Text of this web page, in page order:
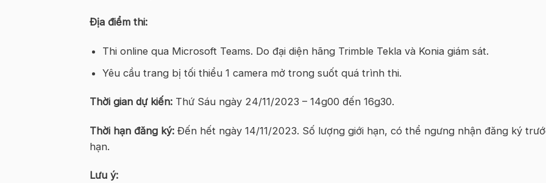
Địa điểm thi:
Thi online qua Microsoft Teams. Do đại diện hãng Trimble Tekla và Konia giám sát.
Yêu cầu trang bị tối thiểu 1 camera mở trong suốt quá trình thi.
Thời gian dự kiến: Thứ Sáu ngày 24/11/2023 – 14g00 đến 16g30.
Thời hạn đăng ký: Đến hết ngày 14/11/2023. Số lượng giới hạn, có thể ngưng nhận đăng ký
hạn.
Lưu ý: